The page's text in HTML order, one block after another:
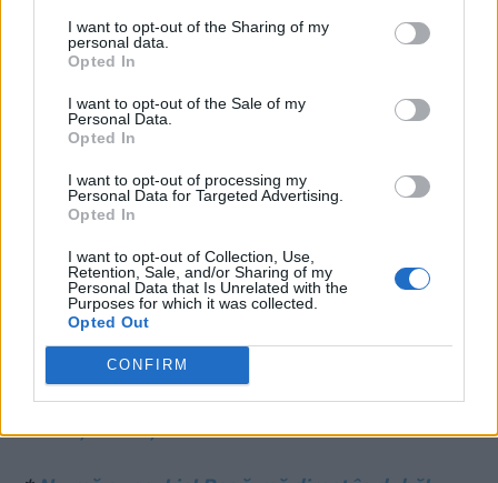
I want to opt-out of the Sharing of my
personal data.
Opted In
I want to opt-out of the Sale of my
Personal Data.
Opted In
I want to opt-out of processing my
Personal Data for Targeted Advertising.
Opted In
I want to opt-out of Collection, Use,
Retention, Sale, and/or Sharing of my
Personal Data that Is Unrelated with the
Purposes for which it was collected.
Opted Out
CONFIRM
DE ACELAȘI AUTOR:
Statul tiran și ilegalul domn Pașca
Porcăria de la Dumbrava – opera Sistemului
*Sfârșitul coșmarului USL